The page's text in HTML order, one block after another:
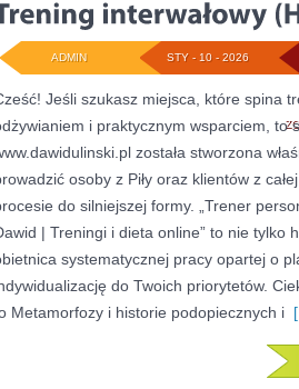
STY - 10 - 2026
ADMIN
Jeśli szukasz miejsca, które spina
i praktycznym wsparciem, to
została stworzona
osoby z Piły oraz klientów z
do silniejszej formy. „Trener
| Treningi i dieta online” to nie tylko
systematycznej pracy opartej o
do Twoich priorytetów.
Metamorfozy i historie podopiecznych i